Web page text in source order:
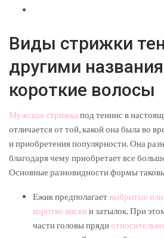
Виды стрижки
другими
короткие волосы
Мужская стрижка под теннис в
отличается от той, какой она была во
и приобретения популярности. Она
благодаря чему приобретает все
Основные разновидности формы
Ежик предполагаетвыбритые
коротко виски и затылок. При
части головы пряди